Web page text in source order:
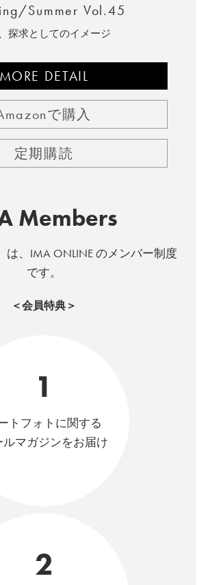
Summer Vol.45
探求としてのイメージ
MORE DETAIL
で購入
定期購読
Members
は、IMA ONLINE のメンバー制度
です。
＜会員特典＞
1
トフォトに関する
ルマガジンをお届け
2